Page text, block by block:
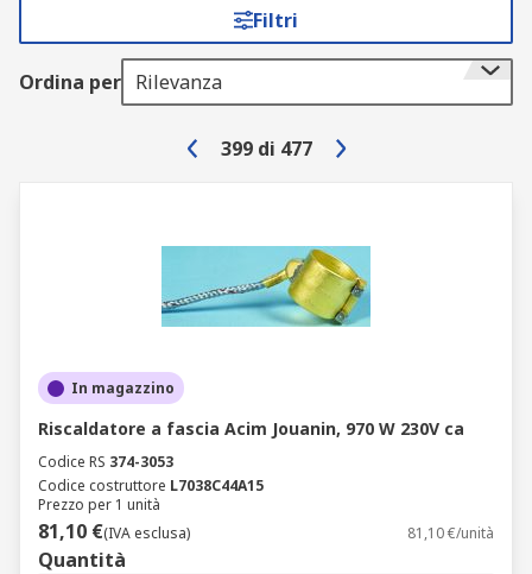
Filtri
Ordina per Rilevanza
399 di 477
In magazzino
Riscaldatore a fascia Acim Jouanin, 970 W 230V ca
Codice RS 374-3053
Codice costruttore L7038C44A15
Prezzo per 1 unità
81,10 €(IVA esclusa) 81,10 €/unità
Quantità